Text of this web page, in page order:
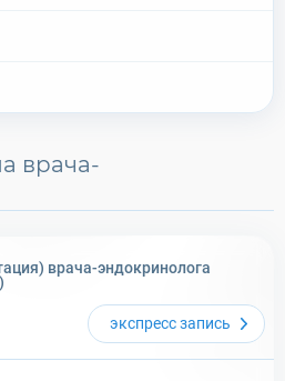
врача-эндокринолога
экспрессзапись